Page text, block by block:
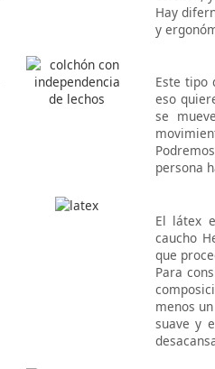
Hay
y
Este tipo
eso
se
persona
El látex
caucho
que
Para
menos
suave y